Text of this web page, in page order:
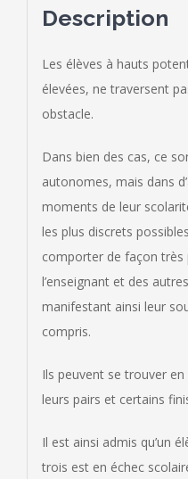
Description
Les élèves à hauts
élevées, ne traversent
obstacle.
Dans bien des cas, ce
autonomes, mais dans
moments de leur
les plus discrets
comporter de façon très
l’enseignant et des
manifestant ainsi leur
compris.
Ils peuvent se trouver
leurs pairs et certains
Il est ainsi admis qu’un
trois est en échec